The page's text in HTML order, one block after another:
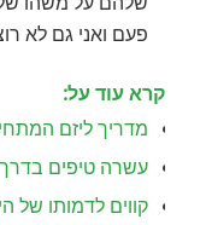
פעם ואני גם לא
קרא עוד על:
מדריך ליזם
עשרה טיפים
קווים לדמותו של